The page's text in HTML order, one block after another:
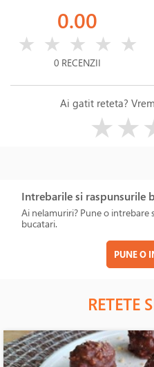
0.00
★ ★ ★ ★ ★
0 RECENZII
Ai gatit reteta?
★★
Intrebarile si raspunsurile
Ai nelamuriri? Pune o intrebare
bucatari.
PUNE O
RETETE